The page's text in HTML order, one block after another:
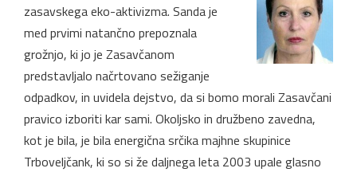
zasavskega eko-aktivizma. Sanda je
med prvimi natančno prepoznala
grožnjo, ki jo je Zasavčanom
predstavljalo načrtovano sežiganje
odpadkov, in uvidela dejstvo, da si bomo morali Zasavčani
pravico izboriti kar sami. Okoljsko in družbeno zavedna,
kot je bila, je bila energična srčika majhne skupinice
Trboveljčank, ki so si že daljnega leta 2003 upale glasno